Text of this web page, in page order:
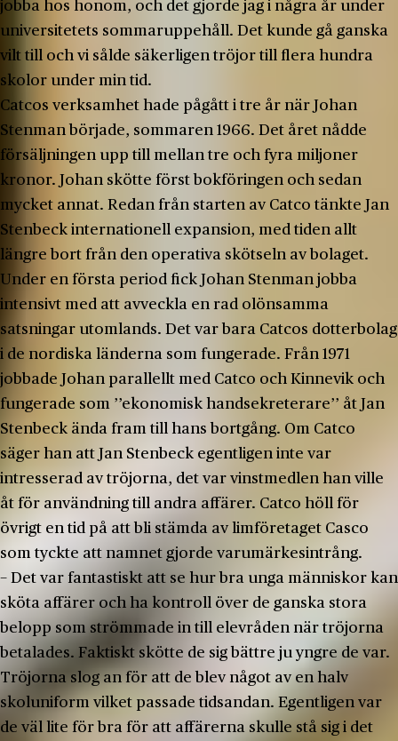
jobba hos honom, och det gjorde jag i några år under
universitetets sommaruppehåll. Det kunde gå ganska
vilt till och vi sålde säkerligen tröjor till flera hundra
skolor under min tid.
Catcos verksamhet hade pågått i tre år när Johan
Stenman började, sommaren 1966. Det året nådde
försäljningen upp till mellan tre och fyra miljoner
kronor. Johan skötte först bokföringen och sedan
mycket annat. Redan från starten av Catco tänkte Jan
Stenbeck internationell expansion, med tiden allt
längre bort från den operativa skötseln av bolaget.
Under en första period fick Johan Stenman jobba
intensivt med att avveckla en rad olönsamma
satsningar utomlands. Det var bara Catcos dotterbolag
i de nordiska länderna som fungerade. Från 1971
jobbade Johan parallellt med Catco och Kinnevik och
fungerade som ’’ekonomisk handsekreterare’’ åt Jan
Stenbeck ända fram till hans bortgång. Om Catco
säger han att Jan Stenbeck egentligen inte var
intresserad av tröjorna, det var vinstmedlen han ville
åt för användning till andra affärer. Catco höll för
övrigt en tid på att bli stämda av limföretaget Casco
som tyckte att namnet gjorde varumärkesintrång.
− Det var fantastiskt att se hur bra unga människor kan
sköta affärer och ha kontroll över de ganska stora
belopp som strömmade in till elevråden när tröjorna
betalades. Faktiskt skötte de sig bättre ju yngre de var.
Tröjorna slog an för att de blev något av en halv
skoluniform vilket passade tidsandan. Egentligen var
de väl lite för bra för att affärerna skulle stå sig i det